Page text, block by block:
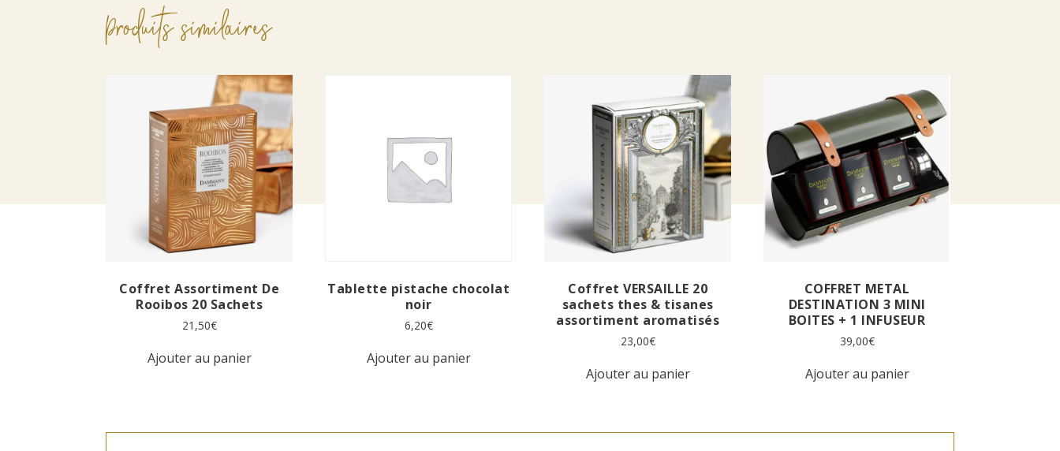
Produits similaires
Coffret Assortiment De
Rooibos 20 Sachets
21,50€
Ajouter au panier
Tablette pistache chocolat
noir
6,20€
Ajouter au panier
Coffret VERSAILLE 20
sachets thes & tisanes
assortiment aromatisés
23,00€
Ajouter au panier
COFFRET METAL
DESTINATION 3 MINI
BOITES + 1 INFUSEUR
39,00€
Ajouter au panier